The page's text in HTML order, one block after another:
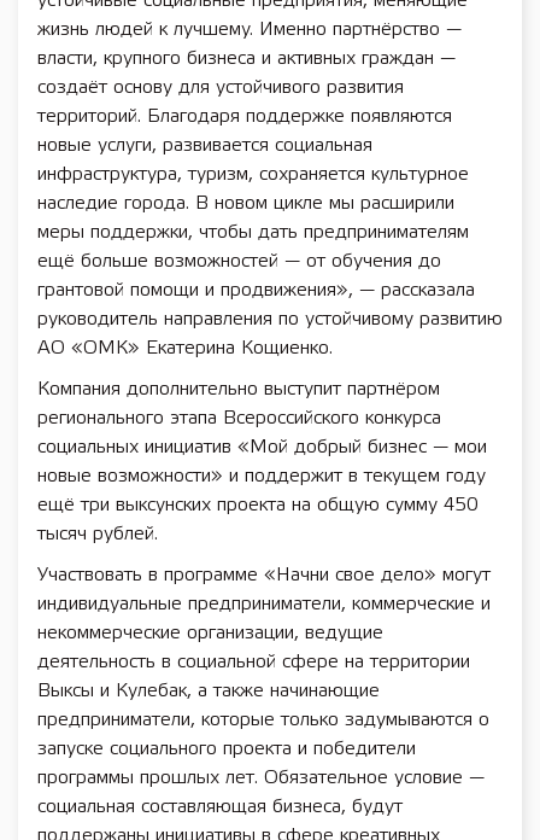
жизнь людей к лучшему. Именно партнёрство —
власти, крупного бизнеса и активных граждан —
создаёт основу для устойчивого развития
территорий. Благодаря поддержке появляются
новые услуги, развивается социальная
инфраструктура, туризм, сохраняется культурное
наследие города. В новом цикле мы расширили
меры поддержки, чтобы дать предпринимателям
ещё больше возможностей — от обучения до
грантовой помощи и продвижения», — рассказала
руководитель направления по устойчивому развитию
АО «ОМК» Екатерина Кощиенко.
Компания дополнительно выступит партнёром
регионального этапа Всероссийского конкурса
социальных инициатив «Мой добрый бизнес — мои
новые возможности» и поддержит в текущем году
ещё три выксунских проекта на общую сумму 450
тысяч рублей.
Участвовать в программе «Начни свое дело» могут
индивидуальные предприниматели, коммерческие и
некоммерческие организации, ведущие
деятельность в социальной сфере на территории
Выксы и Кулебак, а также начинающие
предприниматели, которые только задумываются о
запуске социального проекта и победители
программы прошлых лет. Обязательное условие —
социальная составляющая бизнеса, будут
поддержаны инициативы в сфере креативных